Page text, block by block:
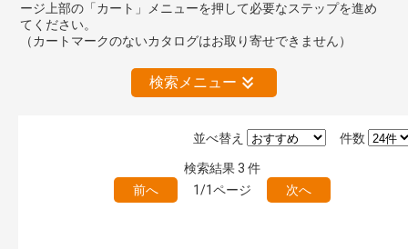
ージ上部の「カート」メニューを押して必要なステップを進め
てください。
（カートマークのないカタログはお取り寄せできません）
検索メニュー
絞り込みの解除
件数
並べ替え
検索結果3 件
前へ
1/1ページ 次へ